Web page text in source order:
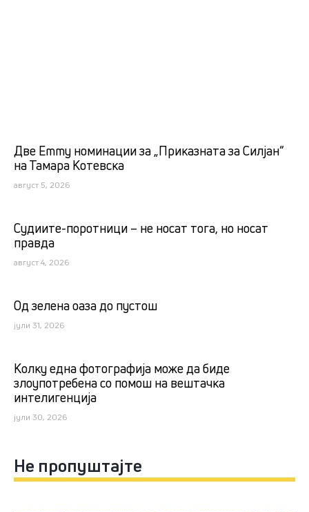
Две Emmy номинации за „Приказната за Силјан“
на Тамара Котевска
август 5, 2026
Судиите-поротници – не носат тога, но носат
правда
август 4, 2026
Од зелена оаза до пустош
јули 31, 2026
Kолку една фотографија може да биде
злоупотребена со помош на вештачка
интелигенција
јули 30, 2026
Не пропуштајте